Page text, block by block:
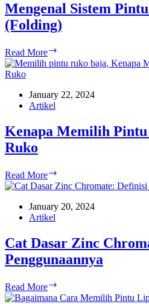
Mengenal Sistem
(Folding)
Read More
Sistem
Lipat
January 22, 2024
Artikel
Kenapa Memilih
Ruko
Read More
Memilih
Lipat
Ruko
January 20, 2024
Artikel
Cat Dasar Zinc
Penggunaannya
Read More
Dasar